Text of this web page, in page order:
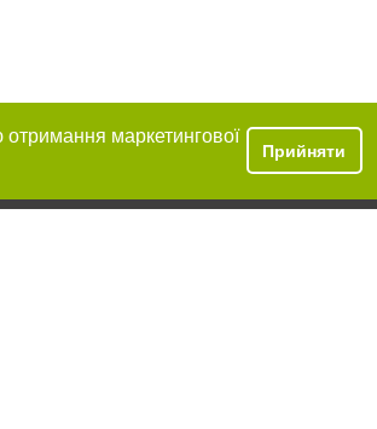
отримання маркетингової
Прийняти